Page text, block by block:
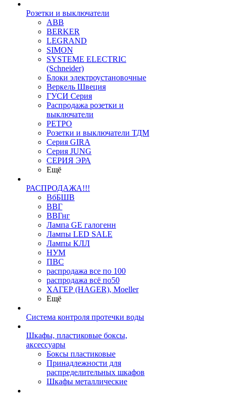
Розетки и выключатели
ABB
BERKER
LEGRAND
SIMON
SYSTEME ELECTRIC
(Schneider)
Блоки электроустановочные
Веркель Швеция
ГУСИ Серия
Распродажа розетки и
выключатели
РЕТРО
Розетки и выключатели ТДМ
Серия GIRA
Серия JUNG
СЕРИЯ ЭРА
Ещё
РАСПРОДАЖА!!!
ВбБШВ
ВВГ
ВВГнг
Лампа GE галогенн
Лампы LED SALE
Лампы КЛЛ
НУМ
ПВС
распродажа все по 100
распродажа всё по50
ХАГЕР (HAGER), Moeller
Ещё
Система контроля протечки воды
Шкафы, пластиковые боксы,
аксессуары
Боксы пластиковые
Принадлежности для
распределительных шкафов
Шкафы металлические